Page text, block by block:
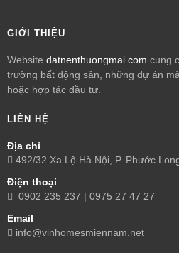
GIỚI THIỆU
Website datnenthuongmai.com cung
trường bất động sản, những dự án
hoặc hợp tác đầu tư.
LIÊN HỆ
Địa chỉ
492/32 Xa Lộ Hà Nội, P. Phước
Điện thoại
0902 235 237 | 0975 27 47 27
Email
info@vinhomesmiennam.net